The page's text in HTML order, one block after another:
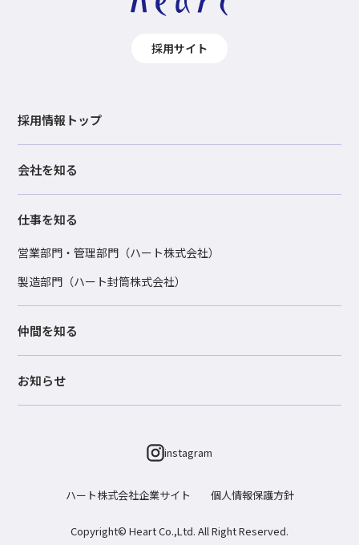
採用サイト
採用情報トップ
会社を知る
仕事を知る
営業部門・管理部門（ハート株式会社）
製造部門（ハート封筒株式会社）
仲間を知る
お知らせ
instagram
ハート株式会社企業サイト 個人情報保護方針
Copyright© Heart Co.,Ltd. All Right Reserved.